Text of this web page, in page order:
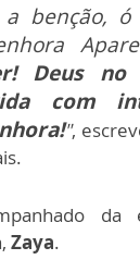
a benção,
Deus
com
",
da
Zaya.